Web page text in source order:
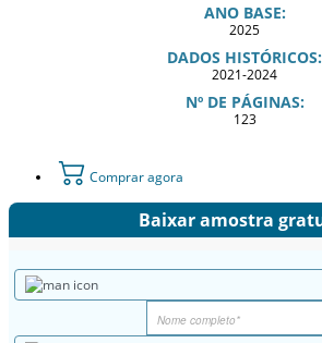
ANO BASE:
2025
DADOS HISTÓRICOS:
2021-2024
Nº DE PÁGINAS:
123
Comprar agora
Baixar amostra